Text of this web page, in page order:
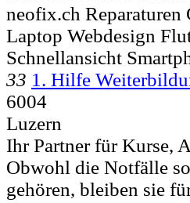
neofix.ch
Laptop Webdesign
Schnellansicht
33 1. Hilfe
6004
Luzern
Ihr Partner für Kurse,
Obwohl die Notfälle
gehören, bleiben sie